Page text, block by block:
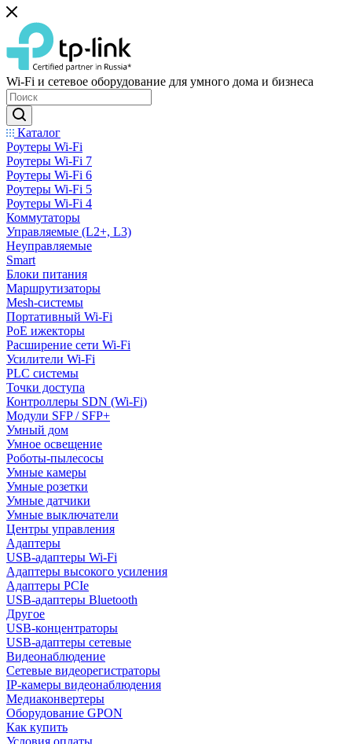
Wi-Fi и сетевое оборудование для умного дома и бизнеса
Каталог
Роутеры Wi-Fi
Роутеры Wi-Fi 7
Роутеры Wi-Fi 6
Роутеры Wi-Fi 5
Роутеры Wi-Fi 4
Коммутаторы
Управляемые (L2+, L3)
Неуправляемые
Smart
Блоки питания
Маршрутизаторы
Mesh-системы
Портативный Wi-Fi
PoE ижекторы
Расширение сети Wi‑Fi
Усилители Wi-Fi
PLC системы
Точки доступа
Контроллеры SDN (Wi-Fi)
Модули SFP / SFP+
Умный дом
Умное освещение
Роботы-пылесосы
Умные камеры
Умные розетки
Умные датчики
Умные выключатели
Центры управления
Адаптеры
USB-адаптеры Wi-Fi
Адаптеры высокого усиления
Адаптеры PCIe
USB-адаптеры Bluetooth
Другое
USB-концентраторы
USB-адаптеры сетевые
Видеонаблюдение
Сетевые видеорегистраторы
IP-камеры видеонаблюдения
Медиаконвертеры
Оборудование GPON
Как купить
Условия оплаты